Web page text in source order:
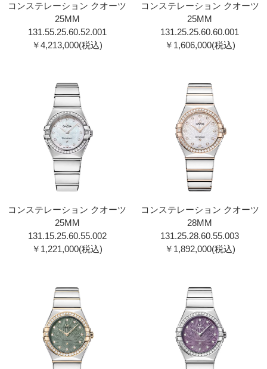
コンステレーション クオーツ
25MM
131.55.25.60.52.001
￥4,213,000(税込)
コンステレーション クオーツ
25MM
131.25.25.60.60.001
￥1,606,000(税込)
コンステレーション クオーツ
25MM
131.15.25.60.55.002
￥1,221,000(税込)
コンステレーション クオーツ
28MM
131.25.28.60.55.003
￥1,892,000(税込)